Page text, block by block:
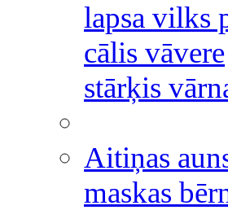
lapsa vilks
cālis vāvere
stārķis
Aitiņas
maskas